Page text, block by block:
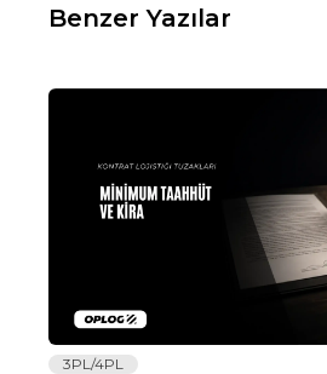
Benzer Yazılar
3PL/4PL